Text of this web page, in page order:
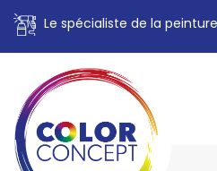
Le spécialiste de la